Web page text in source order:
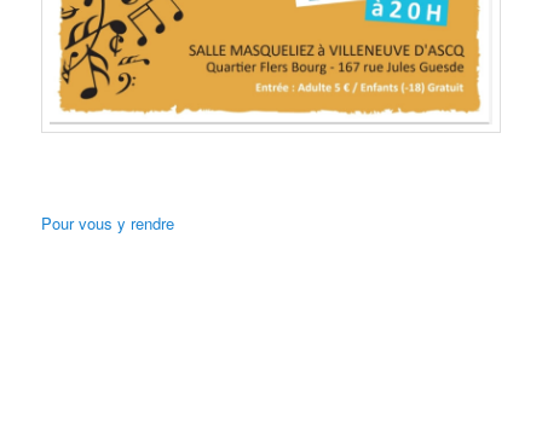
Pour vous y rendre